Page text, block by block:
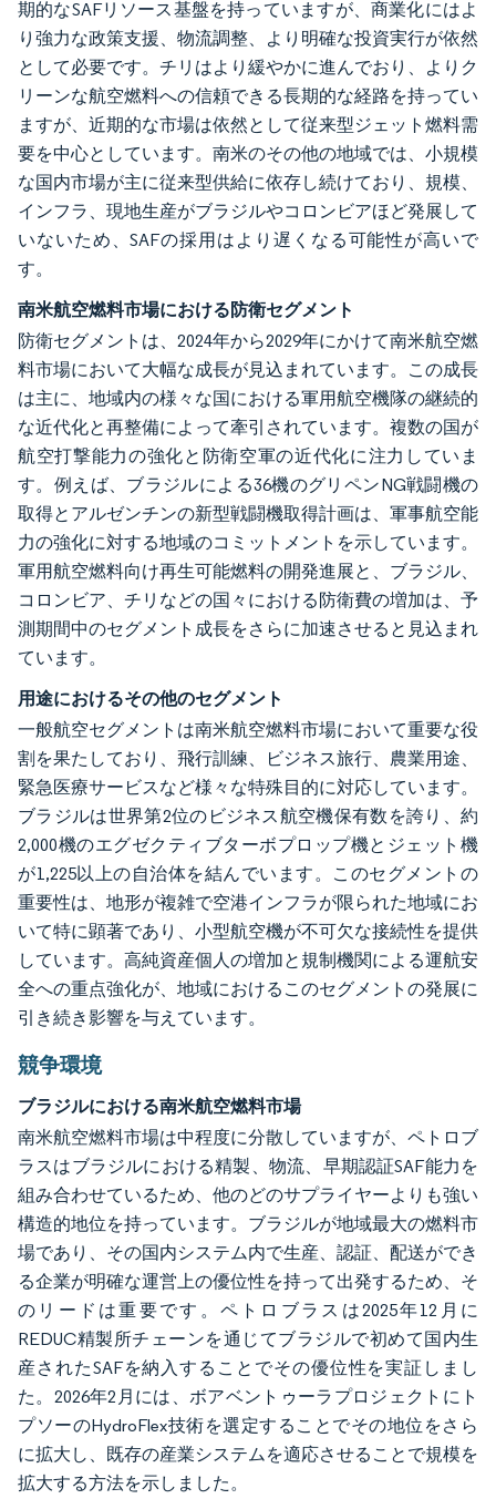
期的なSAFリソース基盤を持っていますが、商業化にはよ
り強力な政策支援、物流調整、より明確な投資実行が依然
として必要です。チリはより緩やかに進んでおり、よりク
リーンな航空燃料への信頼できる長期的な経路を持ってい
ますが、近期的な市場は依然として従来型ジェット燃料需
要を中心としています。南米のその他の地域では、小規模
な国内市場が主に従来型供給に依存し続けており、規模、
インフラ、現地生産がブラジルやコロンビアほど発展して
いないため、SAFの採用はより遅くなる可能性が高いで
す。
南米航空燃料市場における防衛セグメント
防衛セグメントは、2024年から2029年にかけて南米航空燃
料市場において大幅な成長が見込まれています。この成長
は主に、地域内の様々な国における軍用航空機隊の継続的
な近代化と再整備によって牽引されています。複数の国が
航空打撃能力の強化と防衛空軍の近代化に注力していま
す。例えば、ブラジルによる36機のグリペンNG戦闘機の
取得とアルゼンチンの新型戦闘機取得計画は、軍事航空能
力の強化に対する地域のコミットメントを示しています。
軍用航空燃料向け再生可能燃料の開発進展と、ブラジル、
コロンビア、チリなどの国々における防衛費の増加は、予
測期間中のセグメント成長をさらに加速させると見込まれ
ています。
用途におけるその他のセグメント
一般航空セグメントは南米航空燃料市場において重要な役
割を果たしており、飛行訓練、ビジネス旅行、農業用途、
緊急医療サービスなど様々な特殊目的に対応しています。
ブラジルは世界第2位のビジネス航空機保有数を誇り、約
2,000機のエグゼクティブターボプロップ機とジェット機
が1,225以上の自治体を結んでいます。このセグメントの
重要性は、地形が複雑で空港インフラが限られた地域にお
いて特に顕著であり、小型航空機が不可欠な接続性を提供
しています。高純資産個人の増加と規制機関による運航安
全への重点強化が、地域におけるこのセグメントの発展に
引き続き影響を与えています。
競争環境
ブラジルにおける南米航空燃料市場
南米航空燃料市場は中程度に分散していますが、ペトロブ
ラスはブラジルにおける精製、物流、早期認証SAF能力を
組み合わせているため、他のどのサプライヤーよりも強い
構造的地位を持っています。ブラジルが地域最大の燃料市
場であり、その国内システム内で生産、認証、配送ができ
る企業が明確な運営上の優位性を持って出発するため、そ
のリードは重要です。ペトロブラスは2025年12月に
REDUC精製所チェーンを通じてブラジルで初めて国内生
産されたSAFを納入することでその優位性を実証しまし
た。2026年2月には、ボアベントゥーラプロジェクトにト
プソーのHydroFlex技術を選定することでその地位をさら
に拡大し、既存の産業システムを適応させることで規模を
拡大する方法を示しました。